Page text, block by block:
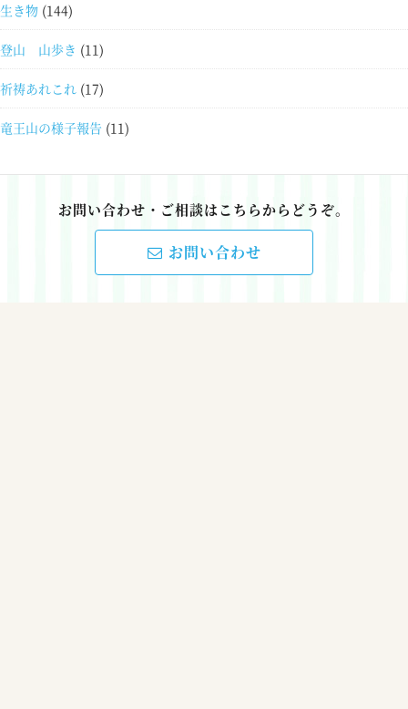
生き物 (144)
登山 山歩き (11)
祈祷あれこれ (17)
竜王山の様子報告 (11)
お問い合わせ・ご相談はこちらからどうぞ。
お問い合わせ